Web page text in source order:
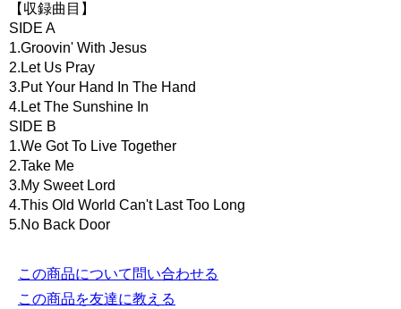
【収録曲目】
SIDE A
1.Groovin' With Jesus
2.Let Us Pray
3.Put Your Hand In The Hand
4.Let The Sunshine In
SIDE B
1.We Got To Live Together
2.Take Me
3.My Sweet Lord
4.This Old World Can't Last Too Long
5.No Back Door
この商品について問い合わせる
この商品を友達に教える